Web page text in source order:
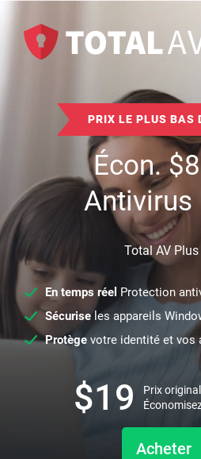
PRIX LE PLUS BAS
Écon.$
Antivirus
Total AV
En temps réel Protection
Sécuriseles appareils
Protège votre identité et vos
Acheter
$19 Prix